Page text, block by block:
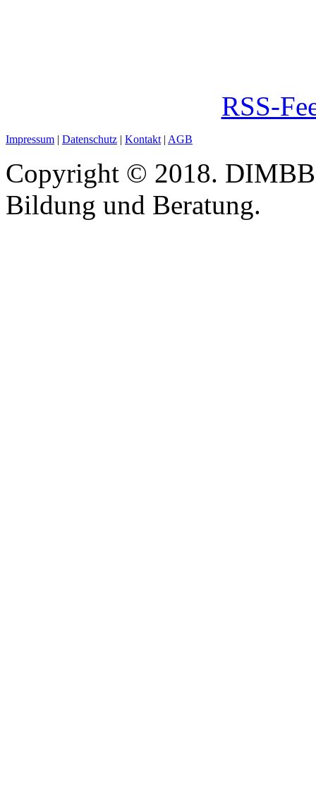
RSS-
Impressum | Datenschutz | Kontakt | AGB
Copyright © 2018.
Bildung und Beratung.